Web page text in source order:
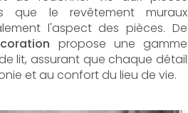
que le revêtement muraux
l'aspect des pièces. De
propose une gamme
lit, assurant que chaque détail
et au confort du lieu de vie.